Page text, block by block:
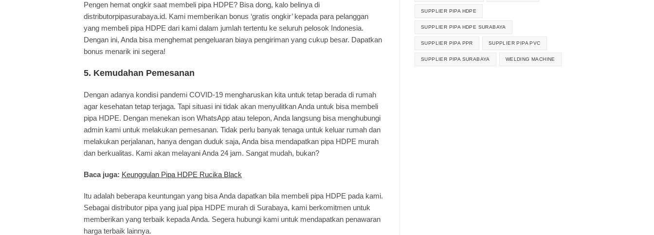
Pengen hemat ongkir saat membeli pipa HDPE? Bisa dong, kalo belinya di
distributorpipasurabaya.id. Kami memberikan bonus ‘gratis ongkir’ kepada para pelanggan
yang membeli pipa HDPE dari kami dalam jumlah tertentu ke seluruh pelosok Indonesia.
Dengan ini, Anda bisa menghemat pengeluaran biaya pengiriman yang cukup besar. Dapatkan
bonus menarik ini segera!
5. Kemudahan Pemesanan
Dengan adanya kondisi pandemi COVID-19 mengharuskan kita untuk tetap berada di rumah
agar kesehatan tetap terjaga. Tapi situasi ini tidak akan menyulitkan Anda untuk bisa membeli
pipa HDPE. Dengan menekan ison WhatsApp atau telepon, Anda langsung bisa menghubungi
admin kami untuk melakukan pemesanan. Tidak perlu banyak tenaga untuk keluar rumah dan
melakukan perjalanan, hanya dengan duduk saja, Anda bisa mendapatkan pipa HDPE murah
dan berkualitas. Kami akan melayani Anda 24 jam. Sangat mudah, bukan?
Baca juga: Keunggulan Pipa HDPE Rucika Black
Itu adalah beberapa keuntungan yang bisa Anda dapatkan bila membeli pipa HDPE pada kami.
Sebagai distributor pipa yang jual pipa HDPE murah di Surabaya, kami berkomitmen untuk
memberikan yang terbaik kepada Anda. Segera hubungi kami untuk mendapatkan penawaran
harga terbaik lainnya.
SUPPLIER PIPA HDPE
SUPPLIER PIPA HDPE SURABAYA
SUPPLIER PIPA PPR SUPPLIER PIPA PVC
SUPPLIER PIPA SURABAYA WELDING MACHINE